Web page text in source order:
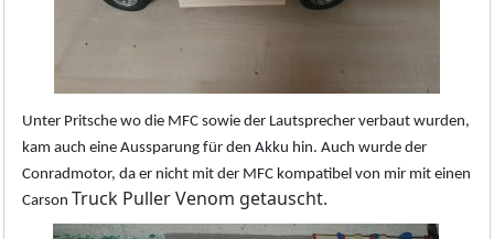
Unter Pritsche wo die MFC sowie der Lautsprecher verbaut wurden,
kam auch eine Aussparung für den Akku hin. Auch wurde der
Conradmotor, da er nicht mit der MFC kompatibel von mir mit einen
Carson Truck Puller Venom getauscht.